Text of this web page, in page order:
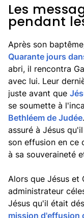
Les
pendant
Après son
Quarante jours
abri, il rencontra
avec lui. Leur
juste avant que
se soumette à
Bethléem de Judée
assuré à Jésus
son effusion en ce
à sa souveraineté
Alors que Jésus et
administrateur
Jésus qu'il était
mission d'effusion